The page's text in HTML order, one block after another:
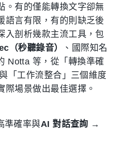
。有的僅能轉換文字卻無
語言有限，有的則缺乏後
入剖析幾款主流工具，包
（秒聽錄音）
、國際知名
Notta 等，從「轉換準確
「工作流整合」三個維度
際場景做出最佳選擇。
準確率與AI 對話查詢 →